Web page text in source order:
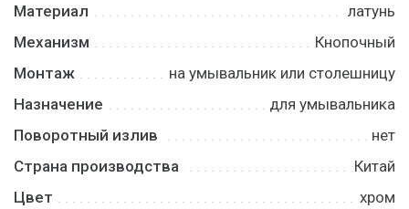
Материал
латунь
Механизм
Кнопочный
Монтаж
на умывальник или столешницу
Назначение
для умывальника
Поворотный излив
нет
Страна производства
Китай
Цвет
хром